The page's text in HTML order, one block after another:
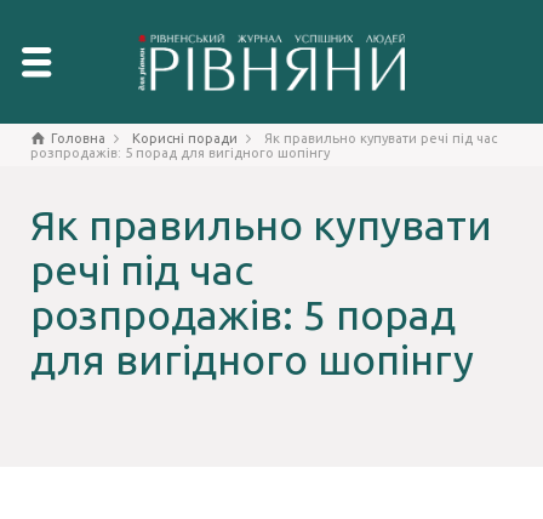
Головна Корисні поради
Як правильно купувати речі під час
розпродажів: 5 порад для вигідного шопінгу
Як правильно купувати
речі під час
розпродажів: 5 порад
для вигідного шопінгу